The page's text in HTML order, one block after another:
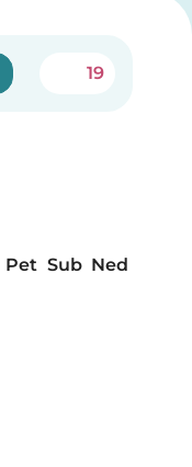
19
Pet Sub Ned